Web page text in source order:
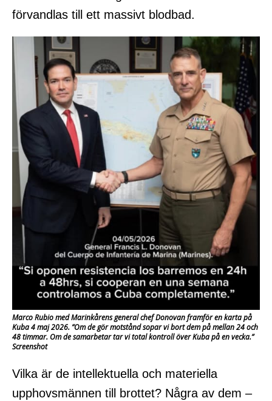
förvandlas till ett massivt blodbad.
Marco Rubio med Marinkårens general chef Donovan framför en karta på
Kuba 4 maj 2026. ”Om de gör motstånd sopar vi bort dem på mellan 24 och
48 timmar. Om de samarbetar tar vi total kontroll över Kuba på en vecka.”
Screenshot
Vilka är de intellektuella och materiella
upphovsmännen till brottet? Några av dem –